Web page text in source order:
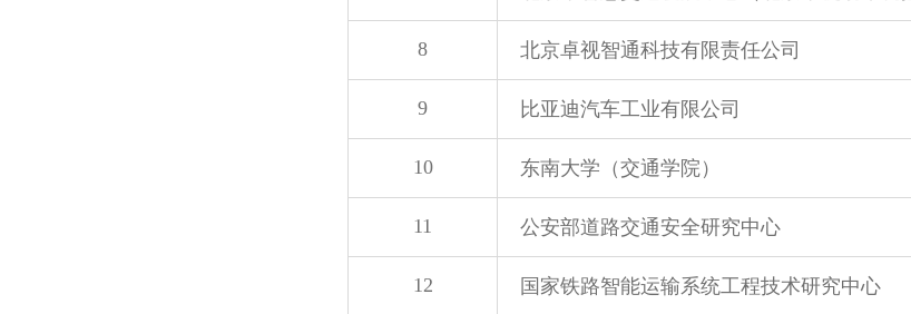
8 北京卓视智通科技有限责任公司
9 比亚迪汽车工业有限公司
10 东南大学（交通学院）
11 公安部道路交通安全研究中心
12 国家铁路智能运输系统工程技术研究中心